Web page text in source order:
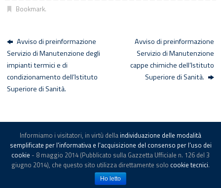
Bookmark.
Avviso di preinformazione
Servizio di Manutenzione degli
impianti termici e di
condizionamento dell’Istituto
Superiore di Sanità.
Avviso di preinformazione
Servizio di Manutenzione
cappe chimiche dell’Istituto
Superiore di Sanità.
© -Istituto Superiore di Sanità-Note legali
Powered by
Informiamo i visitatori, in virtù della individuazione delle modalità
semplificate per l'informativa e l'acquisizione del consenso per l'uso dei
cookie - 8 maggio 2014 (Pubblicato sulla Gazzetta Ufficiale n. 126 del 3
giugno 2014), che questo sito utilizza direttamente solo cookie tecnici.
Ho letto